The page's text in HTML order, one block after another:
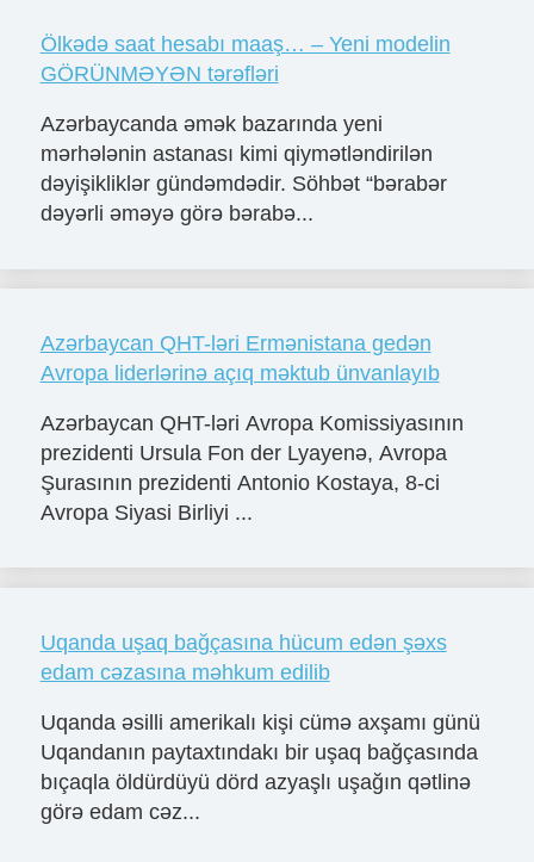
Ölkədə saat hesabı maaş… – Yeni modelin
GÖRÜNMƏYƏN tərəfləri
Azərbaycanda əmək bazarında yeni
mərhələnin astanası kimi qiymətləndirilən
dəyişikliklər gündəmdədir. Söhbət “bərabər
dəyərli əməyə görə bərabə...
Azərbaycan QHT-ləri Ermənistana gedən
Avropa liderlərinə açıq məktub ünvanlayıb
Azərbaycan QHT-ləri Avropa Komissiyasının
prezidenti Ursula Fon der Lyayenə, Avropa
Şurasının prezidenti Antonio Kostaya, 8-ci
Avropa Siyasi Birliyi ...
Uqanda uşaq bağçasına hücum edən şəxs
edam cəzasına məhkum edilib
Uqanda əsilli amerikalı kişi cümə axşamı günü
Uqandanın paytaxtındakı bir uşaq bağçasında
bıçaqla öldürdüyü dörd azyaşlı uşağın qətlinə
görə edam cəz...